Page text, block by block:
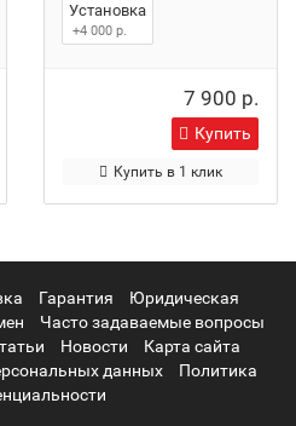
Установка
+4 000 р.
7 900 р.
Купить
Купить в 1 клик
Гарантия
Юридическая
Часто задаваемые вопросы
Новости
Карта сайта
данных
Политика